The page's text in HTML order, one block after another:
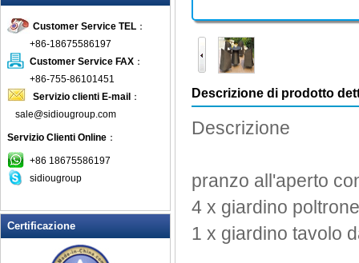
Mobili di bambù per esterni
Mobili di lusso per esterni
mobili in legno per esterni
Mobili in teak
Mosaico mobili da giardino
Panche invasatura
Panchina da giardino
Patio Set
Pits fuoco all'aperto
Rocking Chairs all'aperto
Sedia pieghevole
Sedie patio esterno
Customer Service TEL ：
+86-18675586197
Customer Service FAX ：
+86-755-86101451
Servizio clienti E-mail ：
sale@sidiougroup.com
Servizio Clienti Online ：
+86 18675586197
sidiougroup
Certificazione
Descrizione di prodotto
Descrizione
pranzo all'aperto
4 x giardino
1 x giardino tavolo